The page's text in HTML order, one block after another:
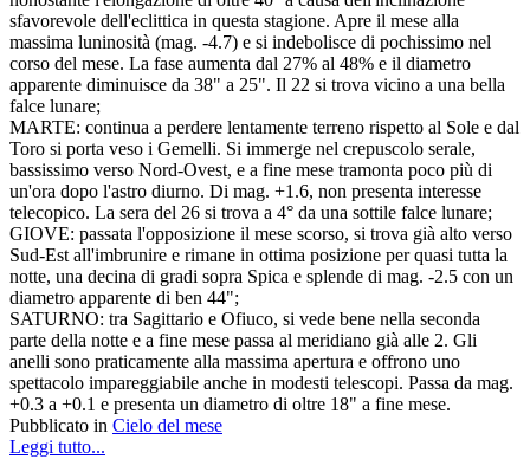
sfavorevole dell'eclittica in questa stagione. Apre il mese alla
massima luninosità (mag. -4.7) e si indebolisce di pochissimo nel
corso del mese. La fase aumenta dal 27% al 48% e il diametro
apparente diminuisce da 38" a 25". Il 22 si trova vicino a una bella
falce lunare;
MARTE: continua a perdere lentamente terreno rispetto al Sole e dal
Toro si porta veso i Gemelli. Si immerge nel crepuscolo serale,
bassissimo verso Nord-Ovest, e a fine mese tramonta poco più di
un'ora dopo l'astro diurno. Di mag. +1.6, non presenta interesse
telecopico. La sera del 26 si trova a 4° da una sottile falce lunare;
GIOVE: passata l'opposizione il mese scorso, si trova già alto verso
Sud-Est all'imbrunire e rimane in ottima posizione per quasi tutta la
notte, una decina di gradi sopra Spica e splende di mag. -2.5 con un
diametro apparente di ben 44";
SATURNO: tra Sagittario e Ofiuco, si vede bene nella seconda
parte della notte e a fine mese passa al meridiano già alle 2. Gli
anelli sono praticamente alla massima apertura e offrono uno
spettacolo impareggiabile anche in modesti telescopi. Passa da mag.
+0.3 a +0.1 e presenta un diametro di oltre 18" a fine mese.
Pubblicato in Cielo del mese
Leggi tutto...